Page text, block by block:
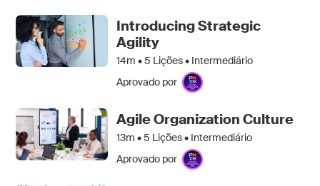
Introducing Strategic
Agility
14m •5 Lições • Intermediário
Aprovado por
Agile Organization Culture
13m •5 Lições • Intermediário
Aprovado por